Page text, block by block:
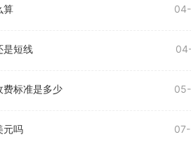
算
是短线
费标准是多少
元吗